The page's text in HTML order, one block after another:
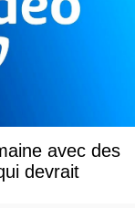
avec des
devrait